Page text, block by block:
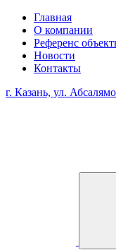
Главная
О компании
Референс
Новости
Контакты
г. Казань, ул.